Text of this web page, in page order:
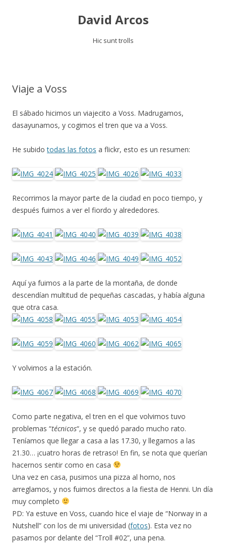
David Arcos
Hic sunt trolls
Viaje a Voss
El sábado hicimos un viajecito a Voss. Madrugamos,
dasayunamos, y cogimos el tren que va a Voss.
He subidotodas las fotos a flickr, esto es un resumen:
Recorrimos la mayor parte de la ciudad en poco tiempo, y
después fuimos a ver el fiordo y alrededores.
Aquí ya fuimos a la parte de la montaña, de donde
descendían multitud de pequeñas cascadas, y había alguna
que otra casa.
Y volvimos a la estación.
Como parte negativa, el tren en el que volvimos tuvo
problemas “técnicos“, y se quedó parado mucho rato.
Teníamos que llegar a casa a las 17.30, y llegamos a las
21.30… ¡cuatro horas de retraso! En fin, se nota que querían
hacernos sentir como en casa
Una vez en casa, pusimos una pizza al horno, nos
arreglamos, y nos fuimos directos a la fiesta de Henni. Un día
muy completo
PD: Ya estuve en Voss, cuando hice el viaje de “Norway in a
Nutshell” con los de mi universidad (fotos). Esta vez no
pasamos por delante del “Troll #02”, una pena.